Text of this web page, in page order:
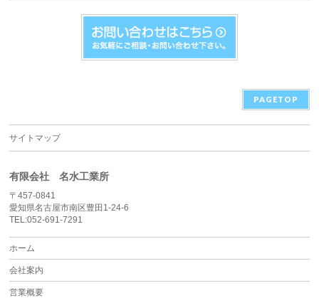
PAGETOP
サイトマップ
有限会社 名水工業所
〒457-0841
愛知県名古屋市南区豊田1-24-6
TEL:052-691-7291
ホーム
会社案内
営業概要